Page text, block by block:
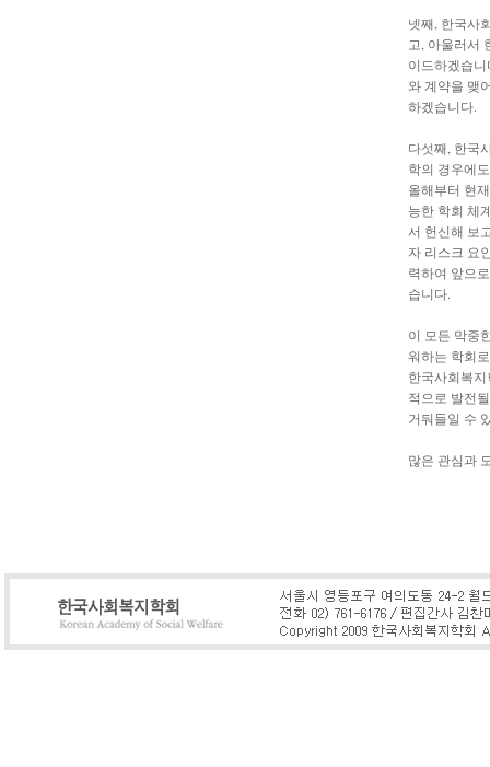
넷째, 한국사
고, 아울러서
이드하겠습
와 계약을 맺
하겠습니다.
다섯째, 한국
학의 경우에
올해부터 현
능한 학회 체
서 헌신해 보
자 리스크 요
력하여 앞으
습니다.
이 모든 막중
워하는 학회
한국사회복
적으로 발전
거둬들일 수
많은 관심과